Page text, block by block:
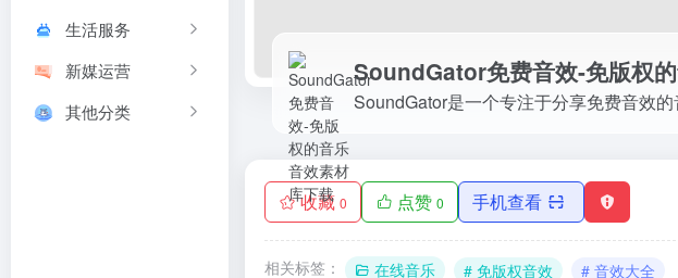
生活服务
新媒运营
其他分类
SoundGator免费音效-免版权
收藏 0 点赞 0 手机查看
相关标签： 在线音乐 # 免版权音效 # 音效大全